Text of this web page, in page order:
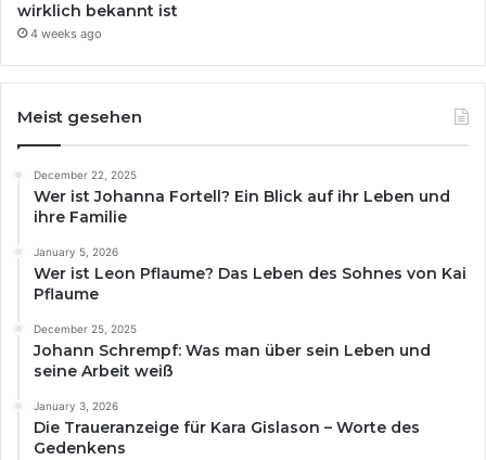
wirklich bekannt ist
4 weeks ago
Meist gesehen
December 22, 2025
Wer ist Johanna Fortell? Ein Blick auf ihr Leben und
ihre Familie
January 5, 2026
Wer ist Leon Pflaume? Das Leben des Sohnes von Kai
Pflaume
December 25, 2025
Johann Schrempf: Was man über sein Leben und
seine Arbeit weiß
January 3, 2026
Die Traueranzeige für Kara Gislason – Worte des
Gedenkens